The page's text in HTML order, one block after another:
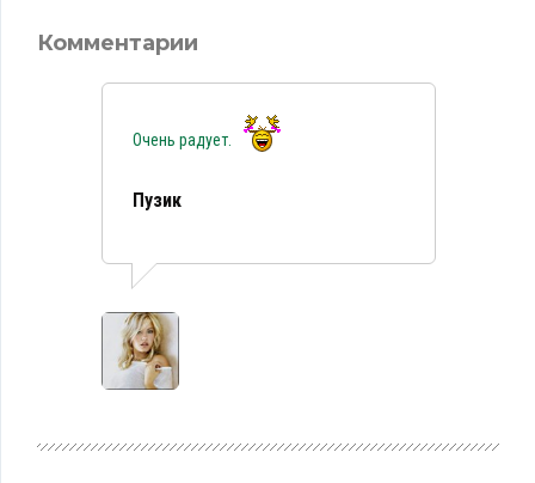
Комментарии
Очень радует.
Пузик